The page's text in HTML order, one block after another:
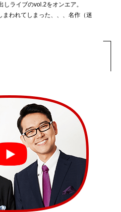
ライブのvol.2をオンエア。
われてしまった、、、名作（迷